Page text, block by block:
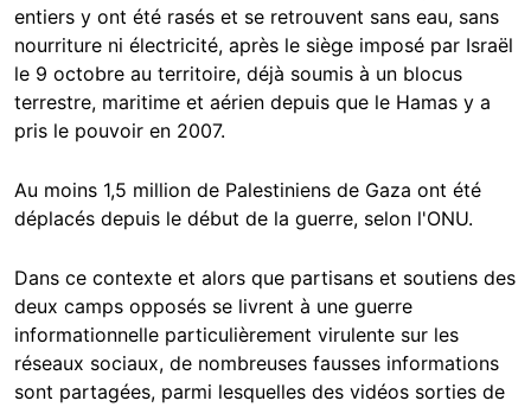
entiers y ont été rasés et se retrouvent sans eau, sans
nourriture ni électricité, après le siège imposé par Israël
le 9 octobre au territoire, déjà soumis à un blocus
terrestre, maritime et aérien depuis que le Hamas y a
pris le pouvoir en 2007.
Au moins 1,5 million de Palestiniens de Gaza ont été
déplacés depuis le début de la guerre, selon l'ONU.
Dans ce contexte et alors que partisans et soutiens des
deux camps opposés se livrent à une guerre
informationnelle particulièrement virulente sur les
réseaux sociaux, de nombreuses fausses informations
sont partagées, parmi lesquelles des vidéos sorties de